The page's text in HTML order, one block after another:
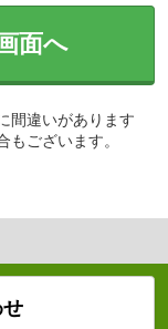
面へ
間違いがあります
ございます。